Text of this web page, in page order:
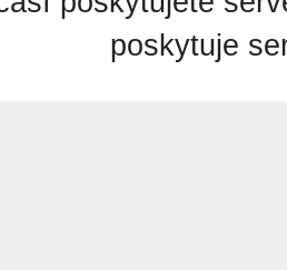
poskytuje